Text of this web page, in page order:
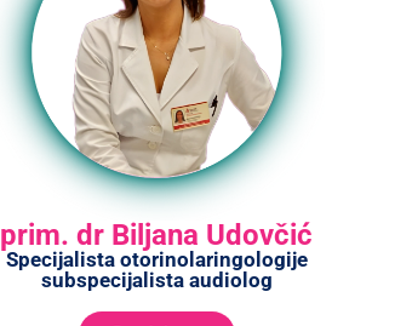
prim. dr Biljana Udovčić
Specijalista otorinolaringologije
subspecijalista audiolog